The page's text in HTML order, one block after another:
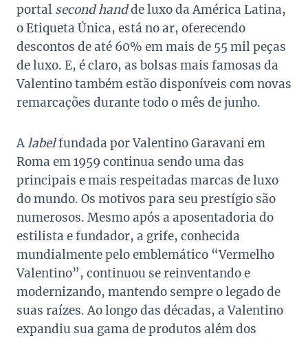
portal second handde luxo da América Latina,
o Etiqueta Única, está no ar, oferecendo
descontos de até 60% em mais de 55 mil peças
de luxo. E, é claro, as bolsas mais famosas da
Valentino também estão disponíveis com novas
remarcações durante todo o mês de junho.
Alabelfundada por Valentino Garavani em
Roma em 1959 continua sendo uma das
principais e mais respeitadas marcas de luxo
do mundo. Os motivos para seu prestígio são
numerosos. Mesmo após a aposentadoria do
estilista e fundador, a grife, conhecida
mundialmente pelo emblemático “Vermelho
Valentino”, continuou se reinventando e
modernizando, mantendo sempre o legado de
suas raízes. Ao longo das décadas, a Valentino
expandiu sua gama de produtos além dos